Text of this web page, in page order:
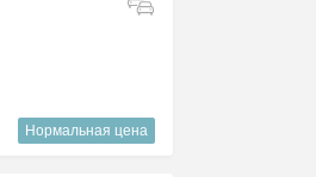
Нормальная цена